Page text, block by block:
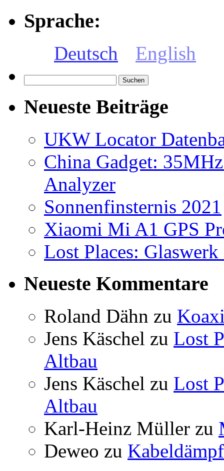
Sprache:
Deutsch English
nach:
Neueste Beiträge
UKW Locator
China Gadget:
Analyzer
Sonnenfinsternis 2021
Xiaomi Mi A1 GPS
Lost Places:
Neueste Kommentare
Roland Dähn zu
Jens Käschel zu Lost
Altbau
Jens Käschel zu Lost
Altbau
Karl-Heinz Müller zu
Deweo zu